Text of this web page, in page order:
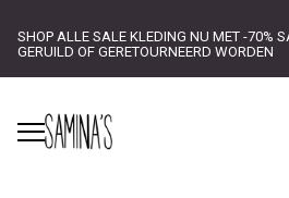
SHOP ALLE SALE KLEDING NU MET -70%
GERUILD OF GERETOURNEERD WORDEN